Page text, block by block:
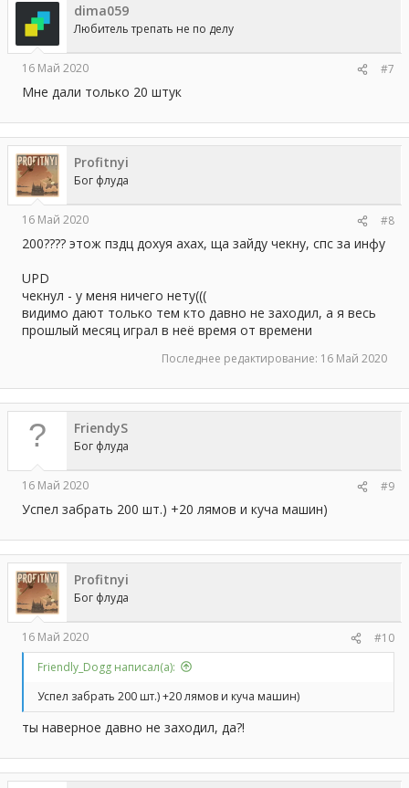
dima059
Любитель трепать не по делу
16 Май 2020 #7
Мне дали только 20 штук
Profitnyi
Бог флуда
16 Май 2020 #8
200???? этож пздц дохуя ахах, ща зайду чекну, спс за инфу
UPD
чекнул - у меня ничего нету(((
видимо дают только тем кто давно не заходил, а я весь
прошлый месяц играл в неё время от времени
Последнее редактирование: 16 Май 2020
FriendyS
Бог флуда
16 Май 2020 #9
Успел забрать 200 шт.) +20 лямов и куча машин)
Profitnyi
Бог флуда
16 Май 2020
#10
Friendly_Dogg написал(а):
Успел забрать 200 шт.) +20 лямов и куча машин)
ты наверное давно не заходил, да?!